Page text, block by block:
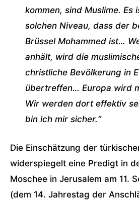
kommen, sind Muslime. Es
solchen Niveau, dass der
Brüssel Mohammed ist…
anhält, wird die
christliche Bevölkerung in
übertreffen… Europa wird
Wir werden dort effektiv
bin ich mir sicher.“
Die Einschätzung der
widerspiegelt eine Predigt in
Moschee in Jerusalem am 11.
(dem 14. Jahrestag der